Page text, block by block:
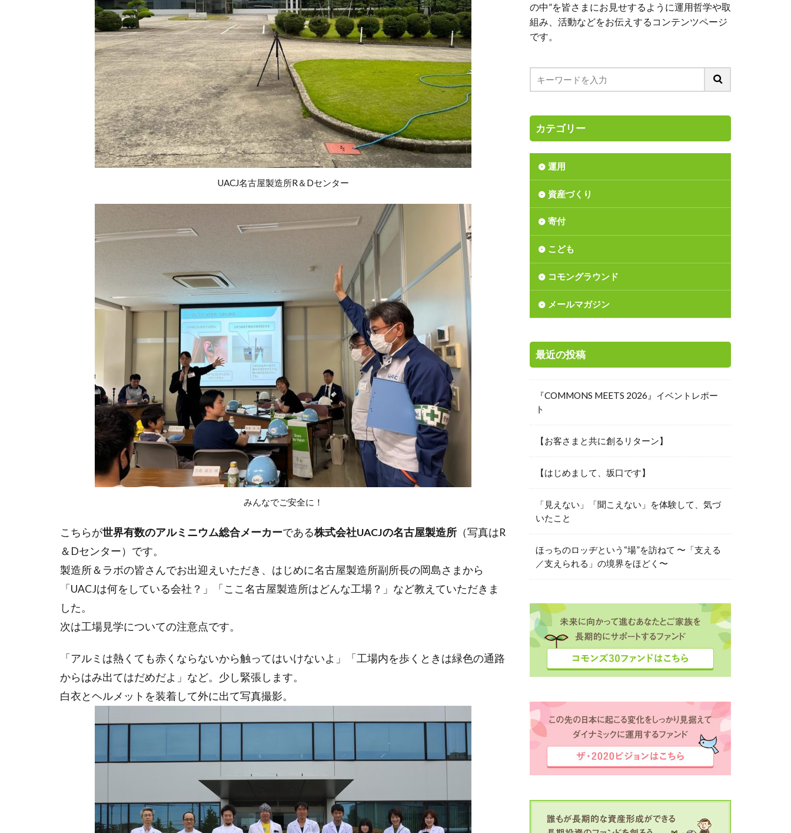
UACJ名古屋製造所R＆Dセンター
みんなでご安全に！
こちらが世界有数のアルミニウム総合メーカーである株式会社UACJの名古屋製造所 （写真はR
＆Dセンター）です。
製造所＆ラボの皆さんでお出迎えいただき、はじめに名古屋製造所副所長の岡島さまから
「UACJは何をしている会社？」「ここ名古屋製造所はどんな工場？」など教えていただきま
した。
次は工場見学についての注意点です。
「アルミは熱くても赤くならないから触ってはいけないよ」「工場内を歩くときは緑色の通路
からはみ出てはだめだよ」など。少し緊張します。
白衣とヘルメットを装着して外に出て写真撮影。
の中”を皆さまにお見せするように運用哲学や取
組み、活動などをお伝えするコンテンツページ
です。
カテゴリー
運用
資産づくり
寄付
こども
コモングラウンド
メールマガジン
最近の投稿
『COMMONS MEETS 2026』イベントレポー
ト
【お客さまと共に創るリターン】
【はじめまして、坂口です】
「見えない」「聞こえない」を体験して、気づ
いたこと
ほっちのロッヂという“場”を訪ねて 〜「支える
／支えられる」の境界をほどく〜
コモンズ投信、コモンズ考、ブログ、岸田内閣、新しい資本主義、有識者会議、毎週月曜日更新、渋澤健
コモンズ投信、コモンズ考、ブログ、毎週月曜日更新、渋澤健
コモンズ投信、伊井哲朗、高濱正伸
コモンズ社会起業家フォーラム
コモンズ考 ザ・2020ビジョン
すららネット
セブン＆アイ ソプラノ歌手 ちいきん会 チャート
つみたてNISA
つみたて投資
デクセリアルズ テクニカル分析 テラロック
ところざわサクラタウン
との力 トレーダー トレーダーふっちー
なんとなく
にわとりの会 パートナー バイク王 パフォーマンス
バブル入社
バリュー
バリュー投資 バリュー株 ピケティ ビジョン
ビル＆メリンダ・ゲイツ財団
ふっち―
プラットフォーマー ブログ ペイアウト ベネッセ
ミッション
メトリクス
ヤマトHD ユカリア
リサイクル
上方修正
丑年
世代を超える投資 世界における日本の使命を考える委員会
中間反騰
人口動態
他の国にない何か
企業経営者 企業訪問 伊井哲朗
価値
価値創造レポート
健康寿命 働き方の多様化 元日
児童手当
内部留保
再起動 利己 利益 割高
北長瀬駅前のコミュニティ型商業施設
原嶋亮介 厳選投資
団塊ジュニア
国立代々木場 国際協力と社会貢献 地域金融
堀場製作所
大河 大河ドラマ 宇沢弘文
寄付先選定
寄付月間
寺西康博 対話 就職氷河期 岐阜県郡上市
岸田総理
年功序列
幸せ 建築家 当たり前 成長から分配の好循環
投資信託
投資先企業との対話 投資家 投資指標 投資教育
持続可能な経済
教えて健さん
教育資金 文京学院大学 文化の日
新しいメジャーメント
新しい資本主義
新しい資本主義実現会議 新型コロナウィルス
日本の美意識
日本の起業家ランキング2022
日本企業 日本全国 日本初の銀行
日本株
日本経済新聞 日本経済時新聞 日経ＳＤＧフォーラム
日経平均株価
時価総額
未来を信じる力
未来世代のために先行投資
未来予想図 末山仁 東京
東京学芸大学附属国際中等教育学校
楽しさ
毎週月曜日
毎週月曜日更新 沖縄 流しそうめん
海のお掃除プラントロボット夢コンテスト
清水建設
渋沢栄一100の訓言 渋澤ブログ（毎週月曜更新） 渋澤健
田中彩子
相場の4つのサイクル
社会起業家
社会起業家の父
社会起業家フォーラム 福武總一郎 積み立て投資
第13回コモンズ社会起業家フォーラム
経済同友会
統合レポート
統合報告書
街並みを条例
要望書 見えない価値 規模別
親子の未来を支える会
角川武蔵野ミュージアム
評価基準 論語と算盤経営塾 議事録
賃金アップ 賃金上げ 資本主義の父
資産作り
資産形成
逆イールド
逗子
遠隔手術
金融教育
青天を衝け
青天を衝け！ 非財務情報 非財務的 風の時代
駒ヶ根
高校生
高濱正伸 黒川彰 黒川雅之